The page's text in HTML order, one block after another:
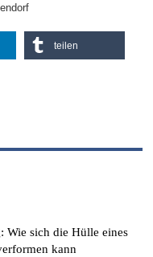
teilen
Wie sich die Hülle eines
kann